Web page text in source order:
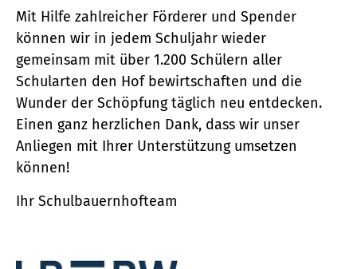
Mit Hilfe zahlreicher Förderer und Spender
können wir in jedem Schuljahr wieder
gemeinsam mit über 1.200 Schülern aller
Schularten den Hof bewirtschaften und die
Wunder der Schöpfung täglich neu entdecken.
Einen ganz herzlichen Dank, dass wir unser
Anliegen mit Ihrer Unterstützung umsetzen
können!
Ihr Schulbauernhofteam